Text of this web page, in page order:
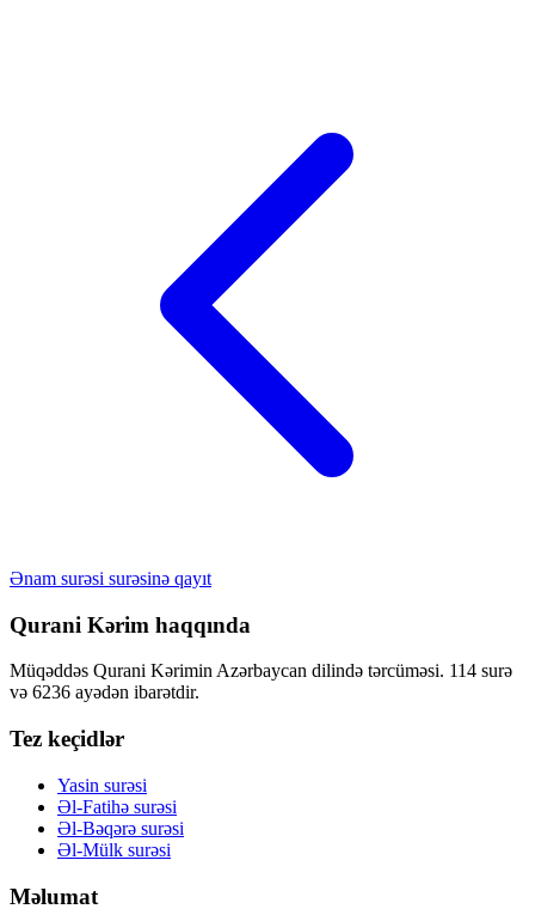
Ənam surəsi surəsinə qayıt
Qurani Kərim haqqında
Müqəddəs Qurani Kərimin Azərbaycan dilində tərcüməsi. 114 surə
və 6236 ayədən ibarətdir.
Tez keçidlər
Yasin surəsi
Əl-Fatihə surəsi
Əl-Bəqərə surəsi
Əl-Mülk surəsi
Məlumat